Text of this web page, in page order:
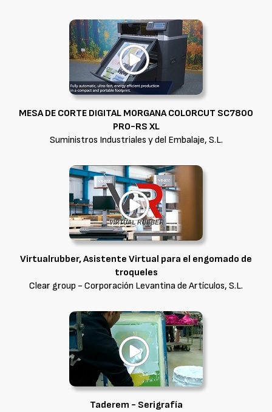
MESA DE CORTE DIGITAL MORGANA COLORCUT SC7800
PRO-RS XL
Suministros Industriales y del Embalaje, S.L.
Virtualrubber, Asistente Virtual para el engomado de
troqueles
Clear group - Corporación Levantina de Artículos, S.L.
Taderem - Serigrafía